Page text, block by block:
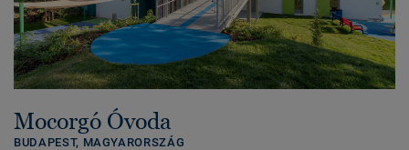
Mocorgó Óvoda
BUDAPEST, MAGYARORSZÁG